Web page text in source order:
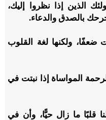
الذين إذا نظروا إليك،
بالصدق والدعاء.
ولكنها لغة القلوب
المواساة إذا نبتت في
قلبًا ما زال حيًّا، وأن في